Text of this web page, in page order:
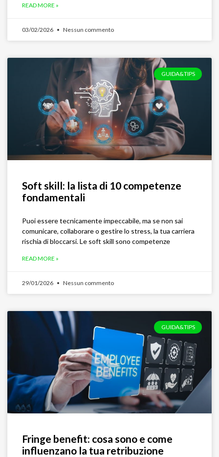
READ MORE »
03/02/2026 Nessun commento
GUIDA&TIPS
Soft skill: la lista di 10 competenze
fondamentali
Puoi essere tecnicamente impeccabile, ma se non sai
comunicare, collaborare o gestire lo stress, la tua carriera
rischia di bloccarsi. Le soft skill sono competenze
READ MORE »
29/01/2026 Nessun commento
GUIDA&TIPS
Fringe benefit: cosa sono e come
influenzano la tua retribuzione